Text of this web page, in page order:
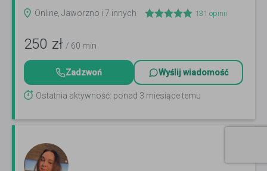
Online, Jaworzno i 7 innych
131 opinii
250 zł / 60 min
Zadzwoń Wyślij wiadomość
Ostatnia aktywność: ponad 3 miesiące temu